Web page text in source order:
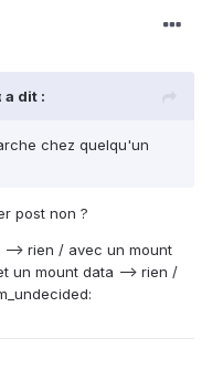
a dit :
chez quelqu'un
post non ?
> rien / avec un mount
un mount data --> rien /